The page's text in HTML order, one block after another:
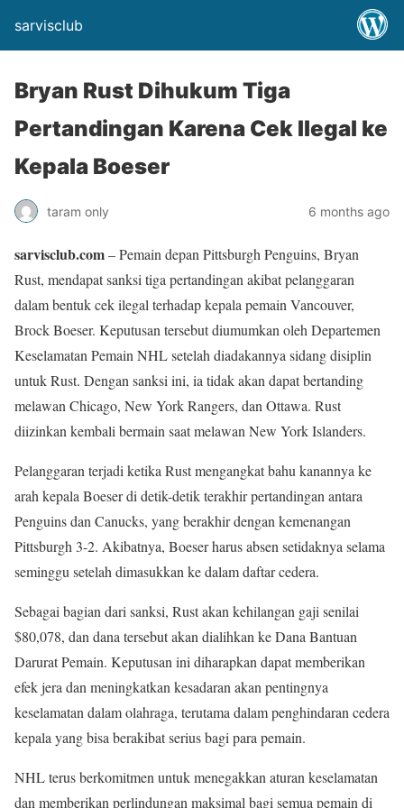
sarvisclub
Bryan Rust Dihukum Tiga
Pertandingan Karena Cek Ilegal ke
Kepala Boeser
taram only 6 months ago
sarvisclub.com– Pemain depan Pittsburgh Penguins, Bryan
Rust, mendapat sanksi tiga pertandingan akibat pelanggaran
dalam bentuk cek ilegal terhadap kepala pemain Vancouver,
Brock Boeser. Keputusan tersebut diumumkan oleh Departemen
Keselamatan Pemain NHL setelah diadakannya sidang disiplin
untuk Rust. Dengan sanksi ini, ia tidak akan dapat bertanding
melawan Chicago, New York Rangers, dan Ottawa. Rust
diizinkan kembali bermain saat melawan New York Islanders.
Pelanggaran terjadi ketika Rust mengangkat bahu kanannya ke
arah kepala Boeser di detik-detik terakhir pertandingan antara
Penguins dan Canucks, yang berakhir dengan kemenangan
Pittsburgh 3-2. Akibatnya, Boeser harus absen setidaknya selama
seminggu setelah dimasukkan ke dalam daftar cedera.
Sebagai bagian dari sanksi, Rust akan kehilangan gaji senilai
$80,078, dan dana tersebut akan dialihkan ke Dana Bantuan
Darurat Pemain. Keputusan ini diharapkan dapat memberikan
efek jera dan meningkatkan kesadaran akan pentingnya
keselamatan dalam olahraga, terutama dalam penghindaran cedera
kepala yang bisa berakibat serius bagi para pemain.
NHL terus berkomitmen untuk menegakkan aturan keselamatan
dan memberikan perlindungan maksimal bagi semua pemain di